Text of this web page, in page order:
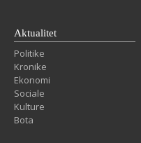
Aktualitet
Politike
Kronike
Ekonomi
Sociale
Kulture
Bota